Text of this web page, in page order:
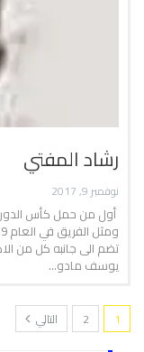
رشاد المفتي
نوفمبر 9, 2017
تضم الى جانبه كل من
يوسف مادو…
1
2 التالي